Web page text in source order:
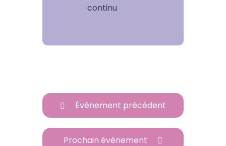
continu
Événement précédent
Prochain événement